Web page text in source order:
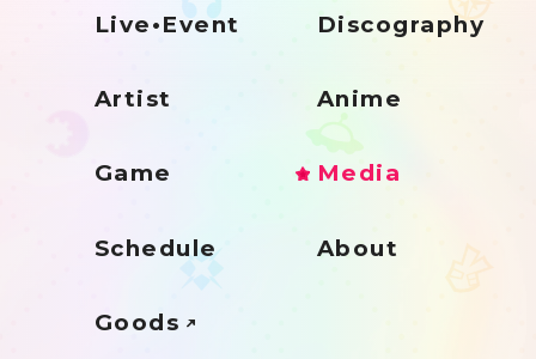
Live•Event Discography
Artist Anime
Game Media
Schedule About
Goods